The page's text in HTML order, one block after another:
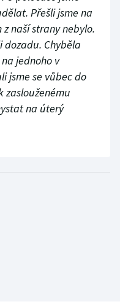
Přešli jsme na
naší strany nebylo.
dozadu. Chyběla
jednoho v
jsme se vůbec do
zaslouženému
na úterý